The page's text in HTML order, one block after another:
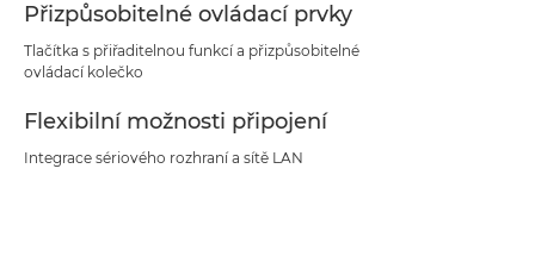
Přizpůsobitelné ovládací prvky
Tlačítka s přiřaditelnou funkcí a přizpůsobitelné
ovládací kolečko
Flexibilní možnosti připojení
Integrace sériového rozhraní a sítě LAN